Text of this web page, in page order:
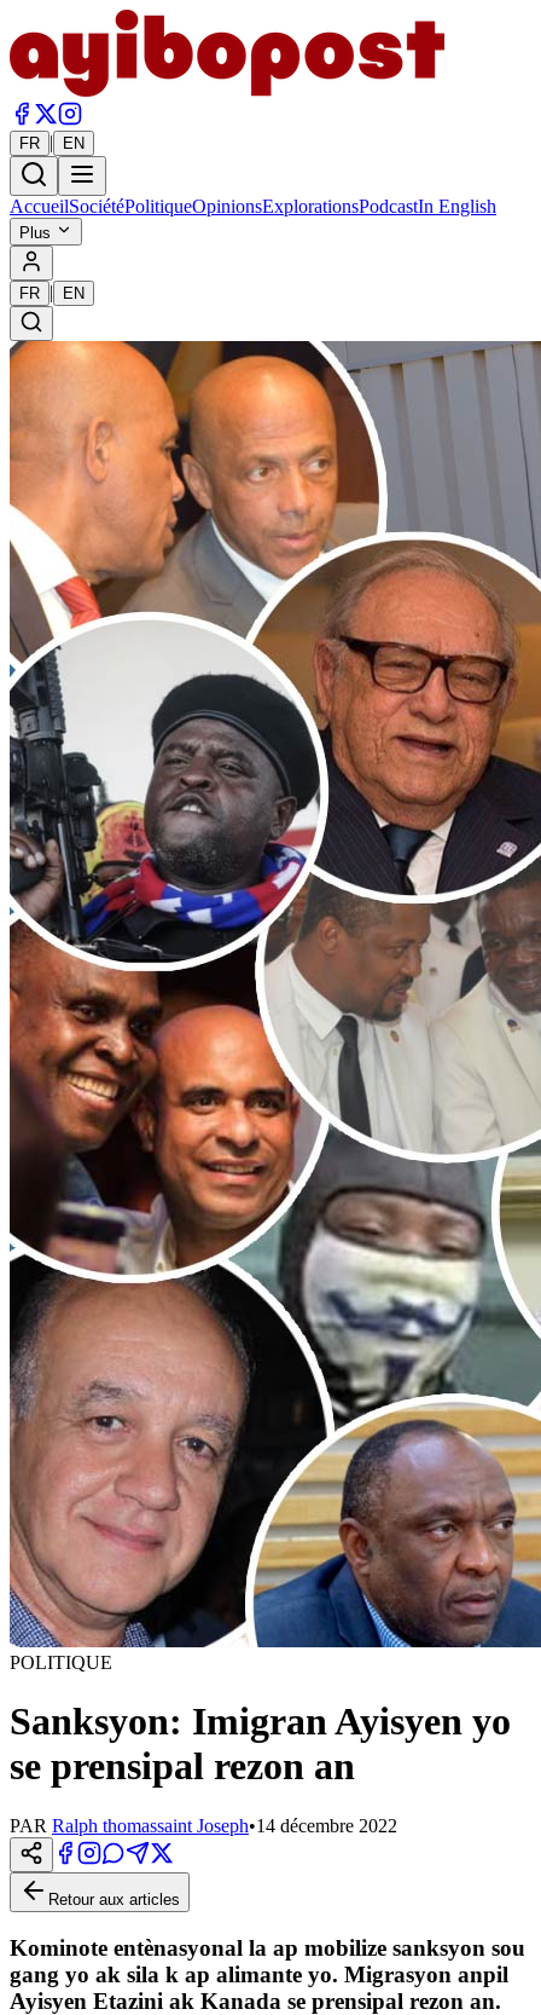
FR | EN
AccueilSociétéPolitiqueOpinionsExplorationsPodcastIn English
Plus
FR | EN
POLITIQUE
Sanksyon: Imigran Ayisyen yo
se prensipal rezon an
PAR Ralph thomassaint Joseph•14 décembre 2022
Retour aux articles
Kominote entènasyonal la ap mobilize sanksyon sou
gang yo ak sila k ap alimante yo. Migrasyon anpil
Ayisyen Etazini ak Kanada se prensipal rezon an.